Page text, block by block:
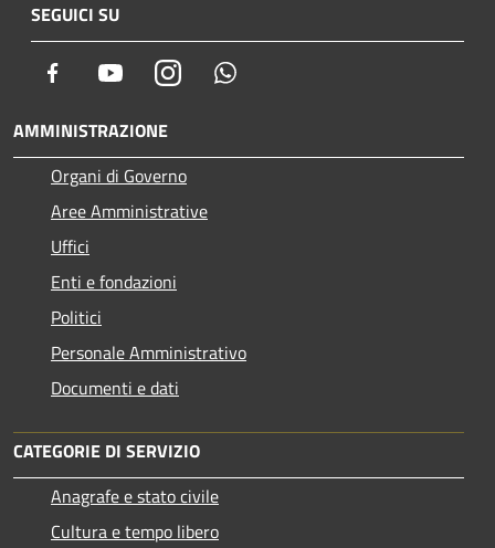
SEGUICI SU
Facebook YoutubeInstagram
AMMINISTRAZIONE
Organi di Governo
Aree Amministrative
Uffici
Enti e fondazioni
Politici
Personale Amministrativo
Documenti e dati
CATEGORIE DI SERVIZIO
Anagrafe e stato civile
Cultura e tempo libero